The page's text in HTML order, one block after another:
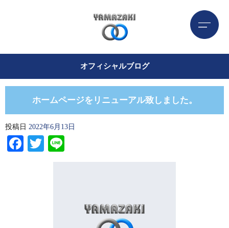
オフィシャルブログ
ホームページをリニューアル致しました。
投稿日 2022年6月13日
Facebook
Twitter